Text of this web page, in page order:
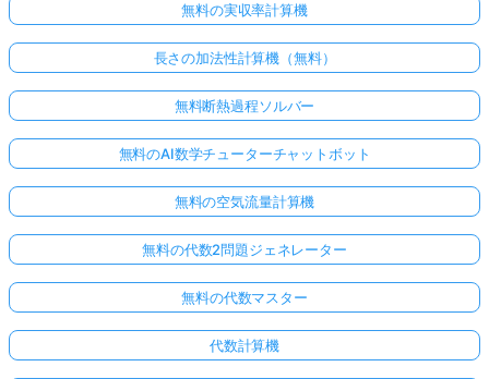
無料の実収率計算機
長さの加法性計算機（無料）
無料断熱過程ソルバー
無料のAI数学チューターチャットボット
無料の空気流量計算機
無料の代数2問題ジェネレーター
無料の代数マスター
代数計算機